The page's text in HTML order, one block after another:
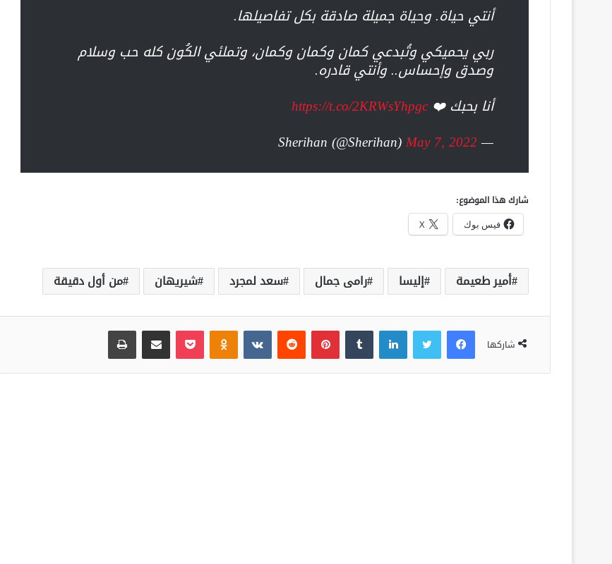
أنتي حياة. وحياة جميلة صادقة بكل تفاصيلها.
ربي يحميكي وتُبدعي كمان وكمان وكمان، وتملئي الكُون كله حب وسلام
وصدق وإحساس.. وأنتي قادره.
أنا بحبك ❤️ https://t.co/2KRWsYhpgc
— Sherihan (@Sherihan)
May 7, 2022
شارك هذا الموضوع:
فيس بوك X
أمير طعيمة إليسا رامى جمال سعد لمجرد شيريهان من أول دقيقة
شاركها
فيسبوك لينكدإن بينتيريست بوكيت